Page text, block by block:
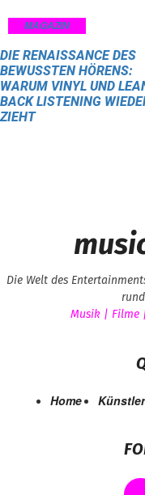
MAGAZIN
DIE RENAISSANCE DES
BEWUSSTEN HÖRENS:
WARUM VINYL UND
BACK LISTENING
ZIEHT
Die Welt des
Musik | Filme
Home Künstler